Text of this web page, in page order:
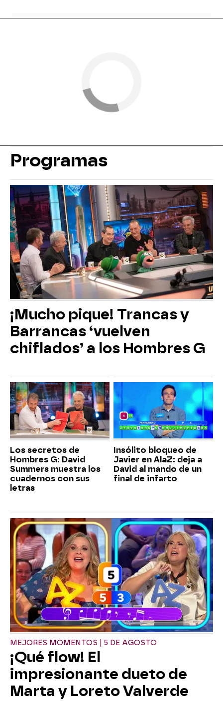
Programas
¡Mucho pique! Trancas y
Barrancas ‘vuelven
chiflados’ a los Hombres G
Los secretos de
Hombres G: David
Summers muestra los
cuadernos con sus
letras
Insólito bloqueo de
Javier en AlaZ: deja a
David al mando de un
final de infarto
MEJORES MOMENTOS | 5 DE AGOSTO
¡Qué flow! El
impresionante dueto de
Marta y Loreto Valverde